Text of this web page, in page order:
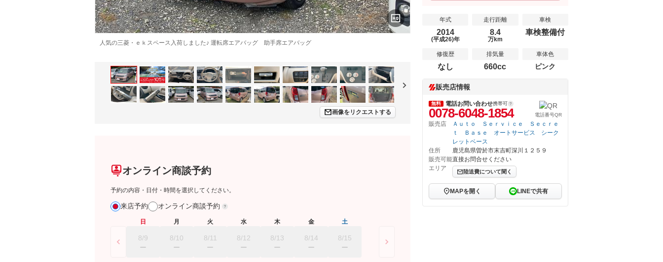
人気の三菱・ｅｋスペース入荷しました♪ 運転席エアバッグ 助手席エアバッグ
画像をリクエストする
オンライン商談予約
予約の内容・日付・時間を選択してください。
来店予約 オンライン商談予約
日
8/9
月
8/10
火
8/11
水
8/12
木
8/13
金
8/14
土
8/15
年式
2014
(平成26)年
走行距離
8.4
万km
車検
車検整備付
修復歴
なし
排気量
660cc
車体色
ピンク
販売店情報
無料 電話お問い合わせ携帯可
0078-6048-1854 電話番号QR
販売店
Ａｕｔｏ Ｓｅｒｖｉｃｅ Ｓｅｃｒｅ
ｔ Ｂａｓｅ オートサービス シーク
レットベース
住所
鹿児島県曽於市末吉町深川１２５９
販売可能
エリア
直接お問合せください
陸送費について聞く
MAPを開く LINEで共有